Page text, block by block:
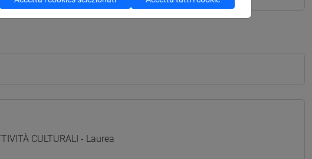
CULTURALI - Laurea